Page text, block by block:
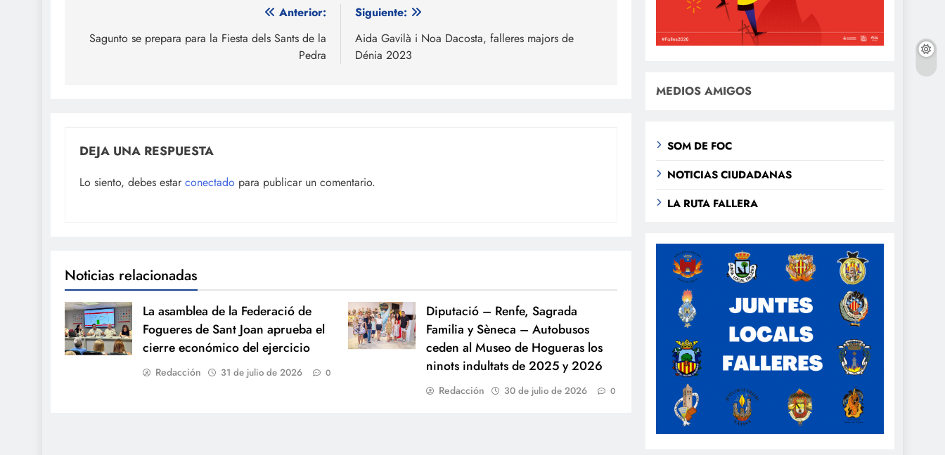
de
Anterior:
Sagunto se prepara para la Fiesta dels Sants de la
Pedra
Siguiente:
Aida Gavilà i Noa Dacosta, falleres majors de
Dénia 2023
DEJA UNA RESPUESTA
Lo siento, debes estar conectado para publicar un comentario.
Noticias relacionadas
La asamblea de la Federació de
Fogueres de Sant Joan aprueba el
cierre económico del ejercicio
Redacción 31 de julio de 2026 0
Diputació – Renfe, Sagrada
Familia y Sèneca – Autobusos
ceden al Museo de Hogueras los
ninots indultats de 2025 y 2026
Redacción 30 de julio de 2026 0
MEDIOS AMIGOS
SOM DE FOC
NOTICIAS CIUDADANAS
LA RUTA FALLERA